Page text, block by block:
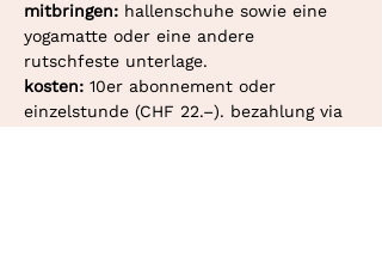
mitbringen: hallenschuhe sowie eine
yogamatte oder eine andere
rutschfeste unterlage.
kosten: 10er abonnement oder
einzelstunde (CHF 22.–). bezahlung via